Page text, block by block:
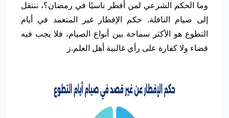
وما الحكم الشرعي لمن أفطر ناسيًا في رمضان؟، ننتقل
إلى صيام النافلة. حكم الإفطار غير المتعمد في أيام
التطوع هو الأكثر سماحة بين أنواع الصيام، فلا يجب فيه
قضاء ولا كفارة على رأي غالبية أهل العلم.ز